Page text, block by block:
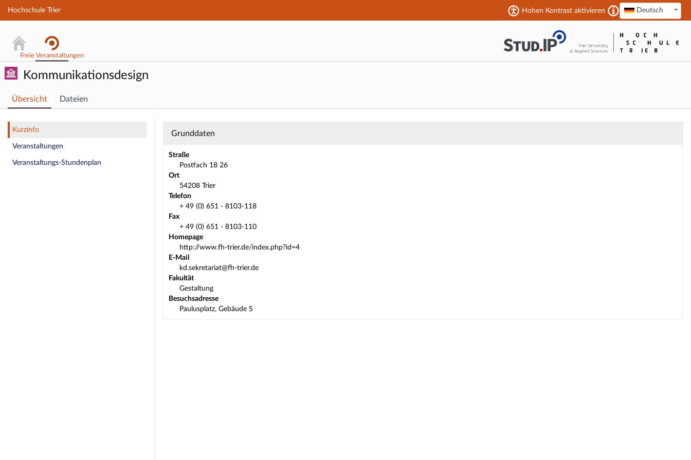
Hauptnavigation
Fußzeile
Hochschule Trier Hohen Kontrast aktivieren Deutsch
Freie Veranstaltungen
Kommunikationsdesign
Übersicht Dateien
Kurzinfo
Veranstaltungen
Veranstaltungs-Stundenplan
Einrichtung: Kommunikationsdesign - Kurzinfo
Grunddaten
Straße
Postfach 18 26
Ort
54208 Trier
Telefon
+ 49 (0) 651 - 8103-118
Fax
+ 49 (0) 651 - 8103-110
Homepage
http://www.fh-trier.de/index.php?id=4
E-Mail
kd.sekretariat@fh-trier.de
Fakultät
Gestaltung
Besuchsadresse
Paulusplatz, Gebäude S